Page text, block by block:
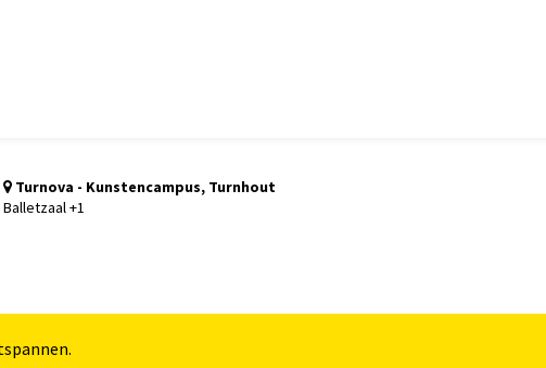
Turnova - Kunstencampus, Turnhout
Balletzaal +1